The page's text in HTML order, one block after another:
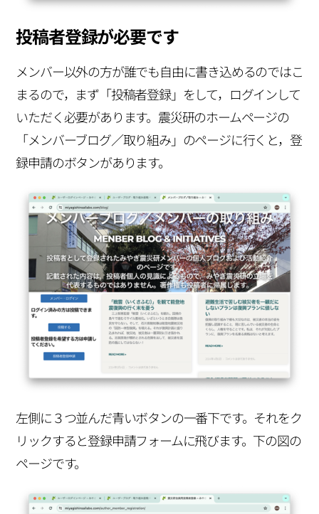
投稿者登録が必要です
メンバー以外の方が誰でも自由に書き込めるのではこ
まるので，まず「投稿者登録」をして，ログインして
いただく必要があります。震災研のホームページの
「メンバーブログ／取り組み」のページに行くと，登
録申請のボタンがあります。
左側に３つ並んだ青いボタンの一番下です。それをク
リックすると登録申請フォームに飛びます。下の図の
ページです。